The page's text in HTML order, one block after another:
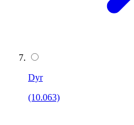
Dyr
(10.063)